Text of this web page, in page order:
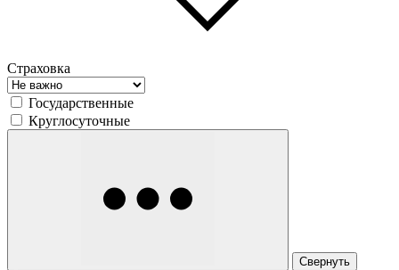
Страховка
Государственные
Круглосуточные
Свернуть